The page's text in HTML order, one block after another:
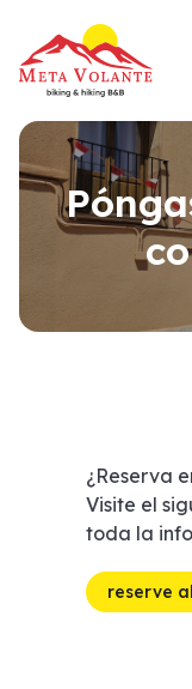
¿Reserva
Visite el
toda la
reserve